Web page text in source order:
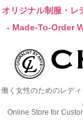
オリジナル制服・レ
- Made-To-Order
働く女性のためのレデ
Online Store for